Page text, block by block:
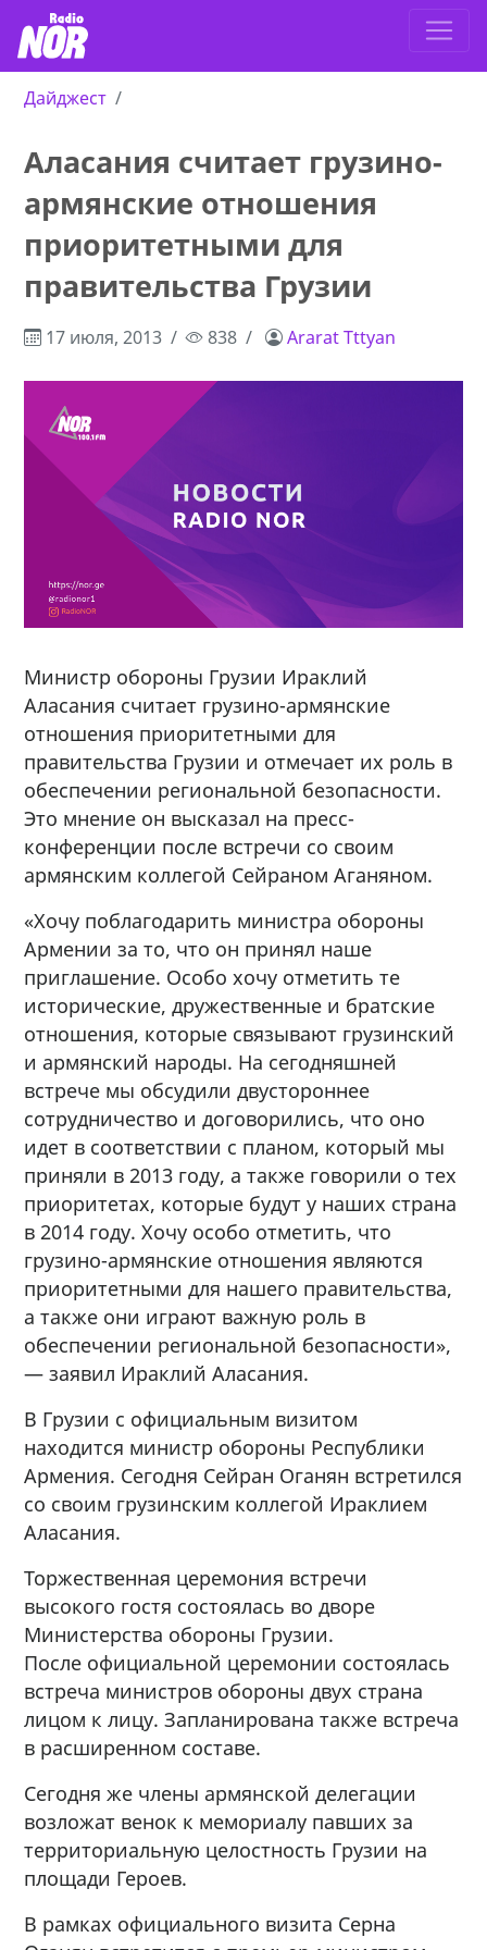
Дайджест
Аласания считает грузино-
армянские отношения
приоритетными для
правительства Грузии
17 июля, 2013 838 Ararat Tttyan
Министр обороны Грузии Ираклий
Аласания считает грузино-армянские
отношения приоритетными для
правительства Грузии и отмечает их роль в
обеспечении региональной безопасности.
Это мнение он высказал на пресс-
конференции после встречи со своим
армянским коллегой Сейраном Аганяном.
«Хочу поблагодарить министра обороны
Армении за то, что он принял наше
приглашение. Особо хочу отметить те
исторические, дружественные и братские
отношения, которые связывают грузинский
и армянский народы. На сегодняшней
встрече мы обсудили двустороннее
сотрудничество и договорились, что оно
идет в соответствии с планом, который мы
приняли в 2013 году, а также говорили о тех
приоритетах, которые будут у наших страна
в 2014 году. Хочу особо отметить, что
грузино-армянские отношения являются
приоритетными для нашего правительства,
а также они играют важную роль в
обеспечении региональной безопасности»,
— заявил Ираклий Аласания.
В Грузии с официальным визитом
находится министр обороны Республики
Армения. Сегодня Сейран Оганян встретился
со своим грузинским коллегой Ираклием
Аласания.
Торжественная церемония встречи
высокого гостя состоялась во дворе
Министерства обороны Грузии.
После официальной церемонии состоялась
встреча министров обороны двух страна
лицом к лицу. Запланирована также встреча
в расширенном составе.
Сегодня же члены армянской делегации
возложат венок к мемориалу павших за
территориальную целостность Грузии на
площади Героев.
В рамках официального визита Серна